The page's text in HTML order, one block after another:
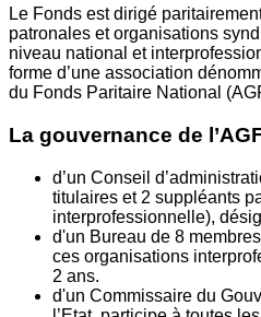
Le Fonds est dirigé
patronales et organisations
niveau national et
forme d’une association
du Fonds Paritaire National
La gouvernance de
d’un Conseil
titulaires et 2 suppléants
interprofessionnelle),
d'un Bureau de 8
ces organisations
2 ans.
d'un Commissaire du